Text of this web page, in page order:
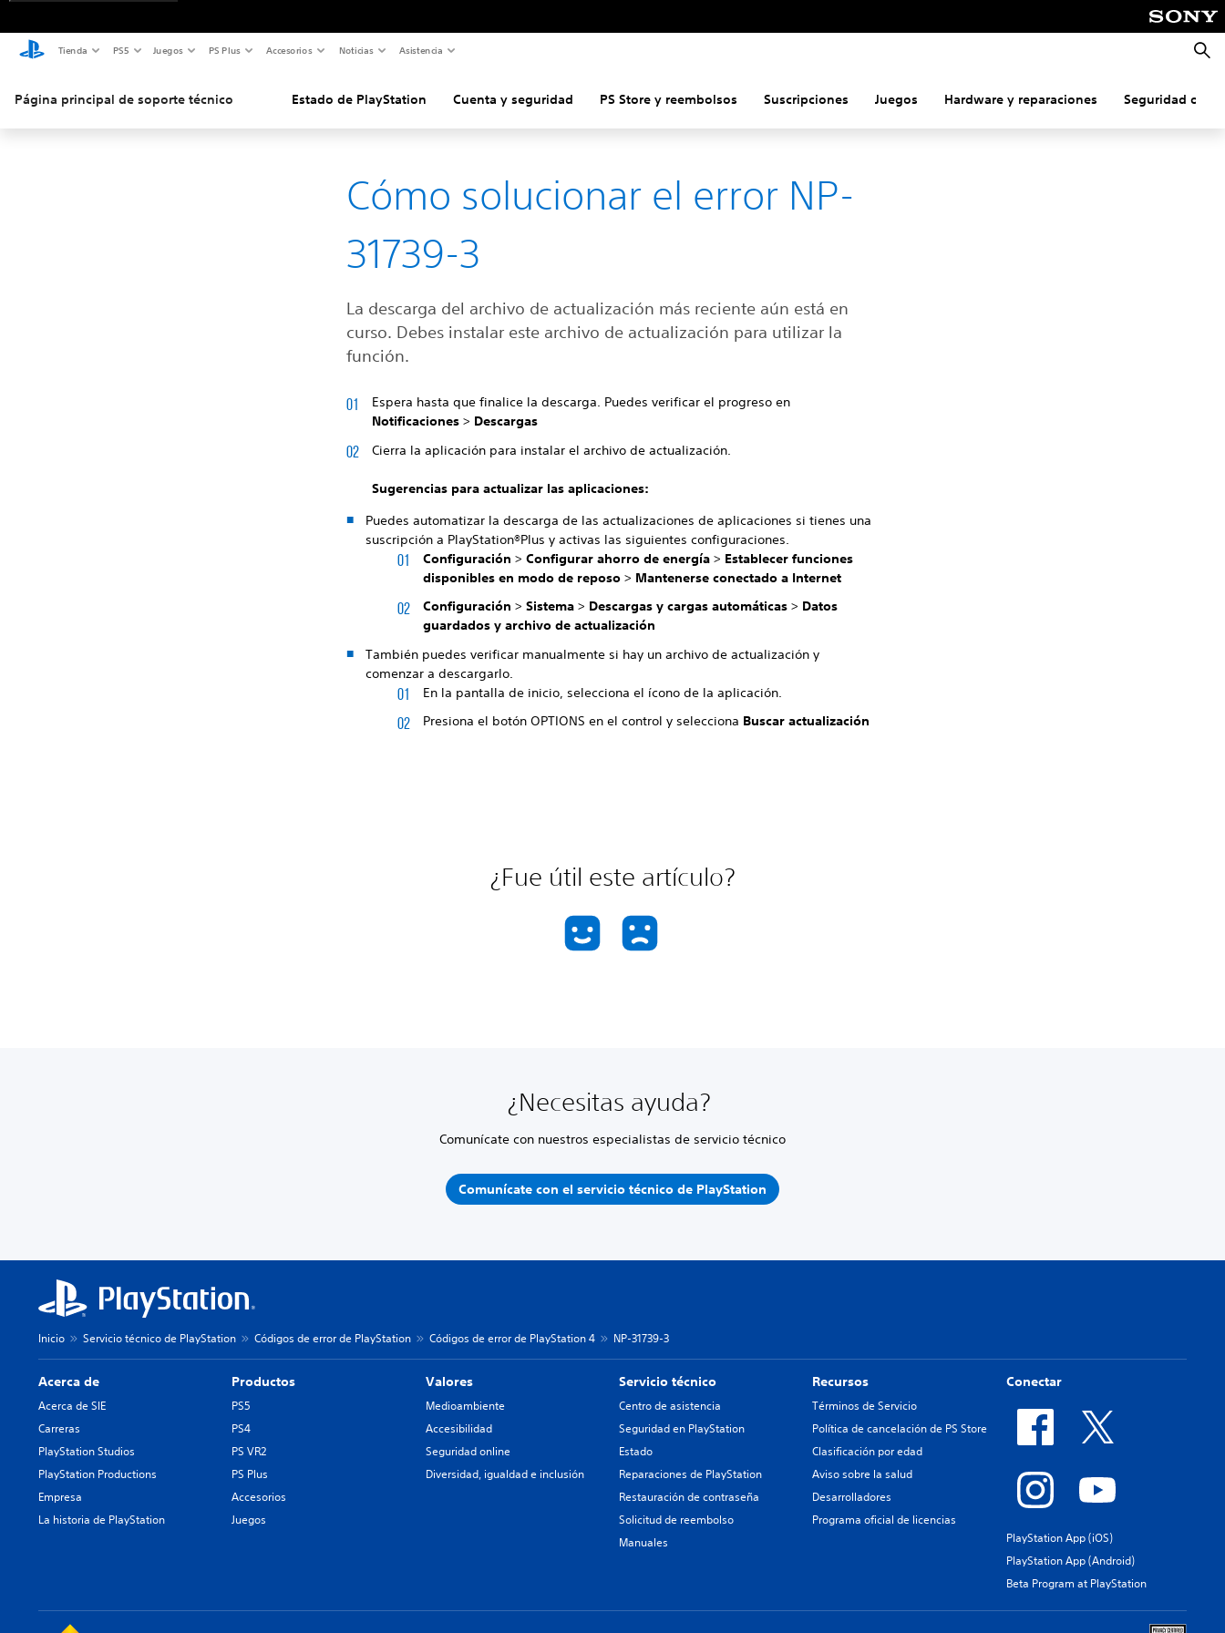
Tienda PS5 Juegos PS Plus Accesorios Noticias Asistencia
Página principal de soporte técnico Estado de PlayStation Cuenta y seguridad PS Store y reembolsos Suscripciones Juegos Hardware y reparaciones Seguridad
Cómo solucionar el error NP-
31739-3
La descarga del archivo de actualización más reciente aún está en
curso. Debes instalar este archivo de actualización para utilizar la
función.
Espera hasta que finalice la descarga. Puedes verificar el progreso en
Notificaciones > Descargas
Cierra la aplicación para instalar el archivo de actualización.
Sugerencias para actualizar las aplicaciones:
Puedes automatizar la descarga de las actualizaciones de aplicaciones si tienes una
suscripción a PlayStation®Plus y activas las siguientes configuraciones.
Configuración >Configurar ahorro de energía > Establecer funciones
disponibles en modo de reposo > Mantenerse conectado a Internet
Configuración >Sistema > Descargas y cargas automáticas > Datos
guardados y archivo de actualización
También puedes verificar manualmente si hay un archivo de actualización y
comenzar a descargarlo.
En la pantalla de inicio, selecciona el ícono de la aplicación.
Presiona el botón OPTIONS en el control y selecciona Buscar actualización
¿Fue útil este artículo?
¿Necesitas ayuda?
Comunícate con nuestros especialistas de servicio técnico
Comunícate con el servicio técnico de PlayStation
Inicio Servicio técnico de PlayStation Códigos de error de PlayStation Códigos de error de PlayStation 4 NP-31739-3
Acerca de
Acerca de SIE
Carreras
PlayStation Studios
PlayStation Productions
Empresa
La historia de PlayStation
Productos
PS5
PS4
PS VR2
PS Plus
Accesorios
Juegos
Valores
Medioambiente
Accesibilidad
Seguridad online
Diversidad, igualdad e inclusión
Servicio técnico
Centro de asistencia
Seguridad en PlayStation
Estado
Reparaciones de PlayStation
Restauración de contraseña
Solicitud de reembolso
Manuales
Recursos
Términos de Servicio
Política de cancelación de PS Store
Clasificación por edad
Aviso sobre la salud
Desarrolladores
Programa oficial de licencias
Conectar
PlayStation App (iOS)
PlayStation App (Android)
Beta Program at PlayStation